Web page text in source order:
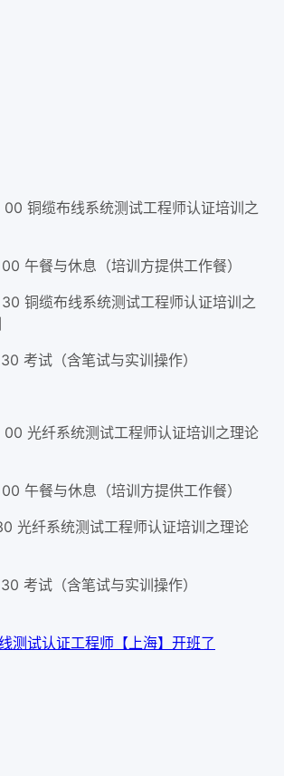
铜缆布线系统测试工程师认证培训之
午餐与休息（培训方提供工作餐）
铜缆布线系统测试工程师认证培训之
考试（含笔试与实训操作）
光纤系统测试工程师认证培训之理论
午餐与休息（培训方提供工作餐）
光纤系统测试工程师认证培训之理论
考试（含笔试与实训操作）
测试认证工程师【上海】开班了